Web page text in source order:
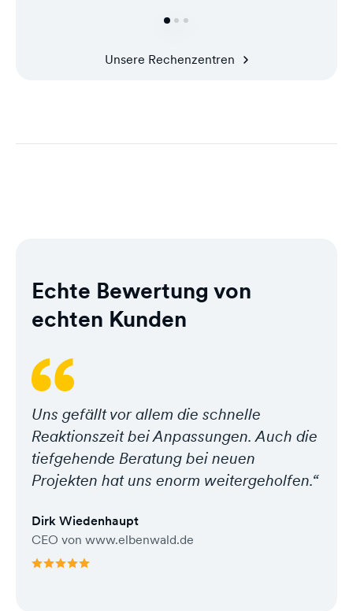
Unsere Rechenzentren
Echte Bewertung von
echten Kunden
Uns gefällt vor allem die schnelle
Reaktionszeit bei Anpassungen. Auch die
tiefgehende Beratung bei neuen
Projekten hat uns enorm weitergeholfen.“
Dirk Wiedenhaupt
CEO von www.elbenwald.de